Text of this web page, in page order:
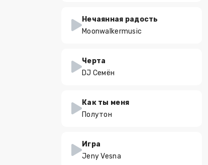
Нечаянная радость
Moonwalkermusic
Черта
DJ Семён
Как ты меня
Полутон
Игра
Jeny Vesna